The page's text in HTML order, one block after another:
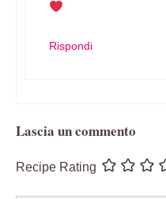
Rispondi
Lascia un commento
Recipe Rating